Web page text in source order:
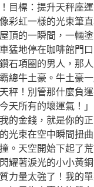
目標：提升天秤座
彩虹一樣的光束筆
頂的一瞬間，一輛
猛地停在咖啡館門
石項圈的男人，那
牛土豪。牛土豪
秤！別管那什麼負
天所有的壞運氣！
的金錢，就是你的
光束在空中瞬間扭
。天空開始下起了
耀著淚光的小小黃
質力量太強了！我的